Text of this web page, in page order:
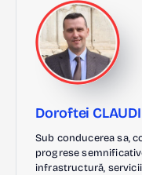
Doroftei
Sub conducerea sa,
progrese
infrastructură,